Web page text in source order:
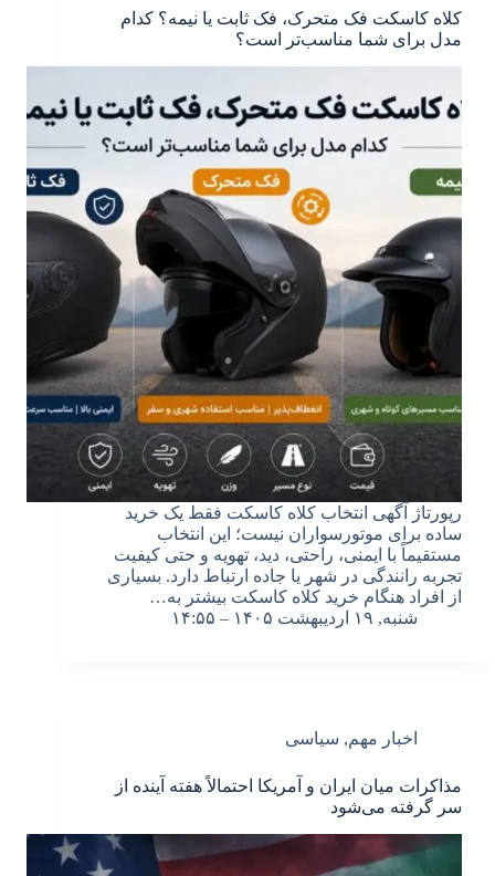
کلاه کاسکت فک متحرک، فک ثابت یا نیمه؟ کدام
مدل برای شما مناسب‌تر است؟
رپورتاژ آگهی انتخاب کلاه کاسکت فقط یک خرید
ساده برای موتورسواران نیست؛ این انتخاب
مستقیماً با ایمنی، راحتی، دید، تهویه و حتی کیفیت
تجربه رانندگی در شهر یا جاده ارتباط دارد. بسیاری
از افراد هنگام خرید کلاه کاسکت بیشتر به…
شنبه, ۱۹ اردیبهشت ۱۴۰۵ – ۱۴:۵۵
اخبار مهم, سیاسی
مذاکرات میان ایران و آمریکا احتمالاً هفته آینده از
سر گرفته می‌شود